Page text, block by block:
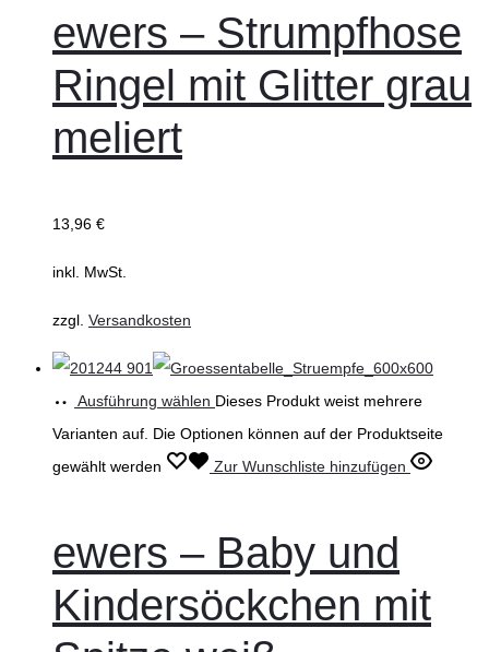
ewers – Strumpfhose
Ringel mit Glitter grau
meliert
13,96 €
inkl. MwSt.
zzgl. Versandkosten
Ausführung wählen Dieses Produkt weist mehrere
Varianten auf. Die Optionen können auf der Produktseite
gewählt werden
Zur Wunschliste hinzufügen
ewers – Baby und
Kindersöckchen mit